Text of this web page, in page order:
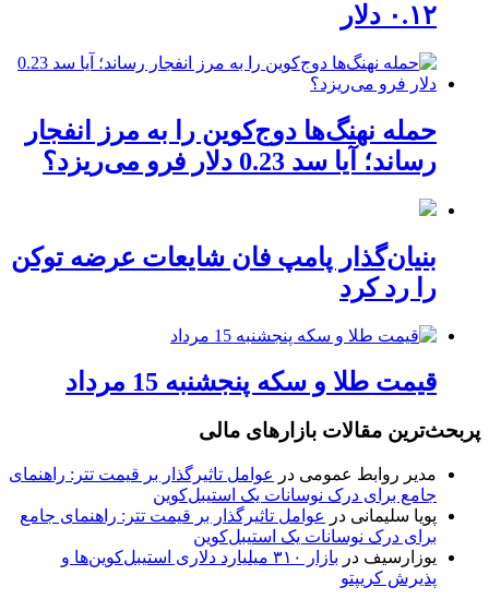
۰.۱۲ دلار
حمله نهنگ‌ها دوج‌کوین را به مرز انفجار
رساند؛ آیا سد 0.23 دلار فرو می‌ریزد؟
بنیان‌گذار پامپ فان شایعات عرضه توکن
را رد کرد
قیمت طلا و سکه پنجشنبه 15 مرداد
پربحث‌ترین مقالات بازارهای مالی
مدیر روابط عمومی در
عوامل تاثیرگذار بر قیمت تتر: راهنمای
جامع برای درک نوسانات یک استیبل‌کوین
پویا سلیمانی در
عوامل تاثیرگذار بر قیمت تتر: راهنمای جامع
برای درک نوسانات یک استیبل‌کوین
یوزارسیف در
بازار ۳۱۰ میلیارد دلاری استیبل‌کوین‌ها و
پذیرش کریپتو